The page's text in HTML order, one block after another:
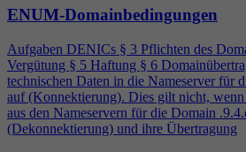
ENUM-Domainbedingungen
Aufgaben DENICs § 3 Pflichten des
Vergütung § 5 Haftung § 6
technischen Daten in die Nameserver für
auf (Konnektierung). Dies gilt nicht,
aus den Nameservern für die Domain .9.4
(Dekonnektierung) und ihre Übertragung